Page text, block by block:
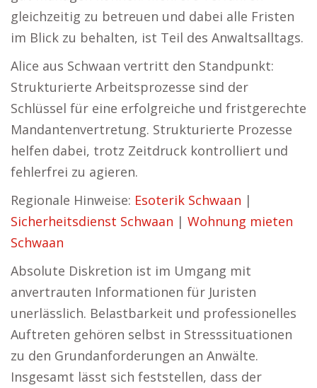
gleichzeitig zu betreuen und dabei alle Fristen
im Blick zu behalten, ist Teil des Anwaltsalltags.
Alice aus Schwaan vertritt den Standpunkt:
Strukturierte Arbeitsprozesse sind der
Schlüssel für eine erfolgreiche und fristgerechte
Mandantenvertretung. Strukturierte Prozesse
helfen dabei, trotz Zeitdruck kontrolliert und
fehlerfrei zu agieren.
Regionale Hinweise: Esoterik Schwaan |
Sicherheitsdienst Schwaan | Wohnung mieten
Schwaan
Absolute Diskretion ist im Umgang mit
anvertrauten Informationen für Juristen
unerlässlich. Belastbarkeit und professionelles
Auftreten gehören selbst in Stresssituationen
zu den Grundanforderungen an Anwälte.
Insgesamt lässt sich feststellen, dass der